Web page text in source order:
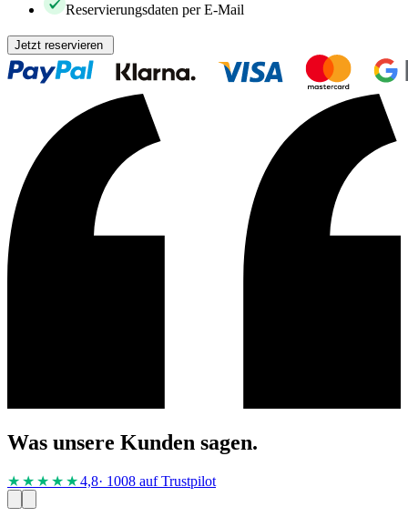
Reservierungsdaten per E-Mail
Jetzt reservieren
Was unsere Kunden sagen.
★★★★ ★4,8· 1008 auf Trustpilot